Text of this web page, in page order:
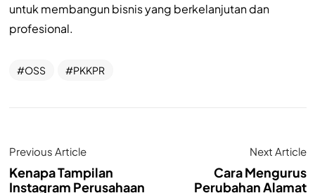
untuk membangun bisnis yang berkelanjutan dan
profesional.
OSS PKKPR
Previous Article
Kenapa Tampilan
Instagram Perusahaan
Next Article
Cara Mengurus
Perubahan Alamat